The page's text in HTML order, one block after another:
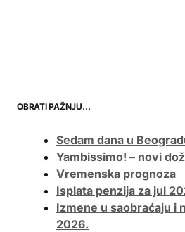
OBRATI PAŽNJU…
Sedam dana u
Yambissimo! – novi
Vremenska prognoza
Isplata penzija za jul
Izmene u saobraćaju i
2026.